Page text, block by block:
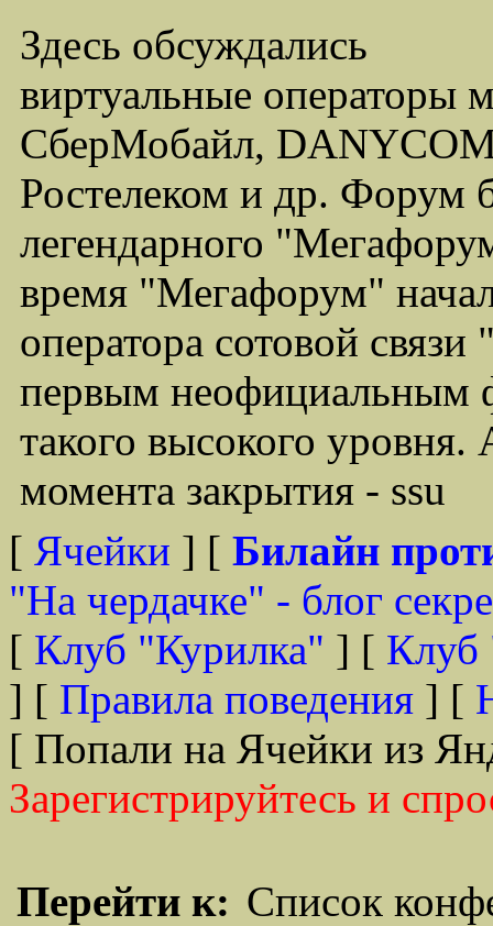
Здесь обсуждались
виртуальные операторы
СберМобайл,
Ростелеком и др. Форум
легендарного
время "Мегафорум"
оператора сотовой
первым неофициальным
такого высокого
момента закрытия - ssu
[ Ячейки ] [ Билайн
"На чердачке" - блог
[ Клуб "Курилка" ] [ Клуб
] [ Правила поведения ] [
[ Попали на Ячейки из
Зарегистрируйтесь и
Перейти к: Список